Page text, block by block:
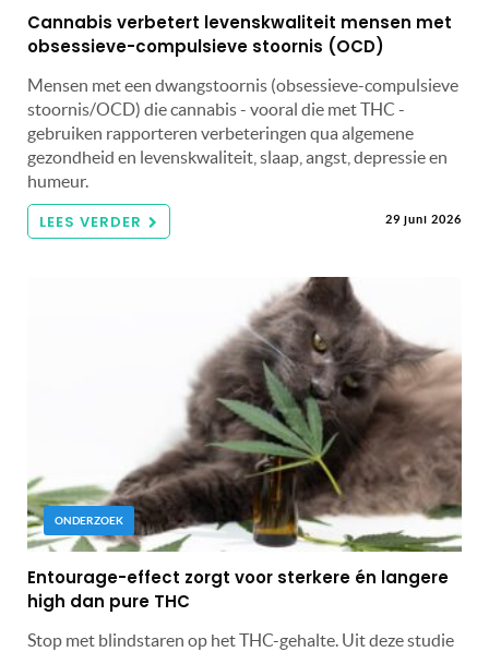
Cannabis verbetert levenskwaliteit mensen met
obsessieve-compulsieve stoornis (OCD)
Mensen met een dwangstoornis (obsessieve-compulsieve
stoornis/OCD) die cannabis - vooral die met THC -
gebruiken rapporteren verbeteringen qua algemene
gezondheid en levenskwaliteit, slaap, angst, depressie en
humeur.
LEES VERDER 29 juni 2026
ONDERZOEK
Entourage-effect zorgt voor sterkere én langere
high dan pure THC
Stop met blindstaren op het THC-gehalte. Uit deze studie